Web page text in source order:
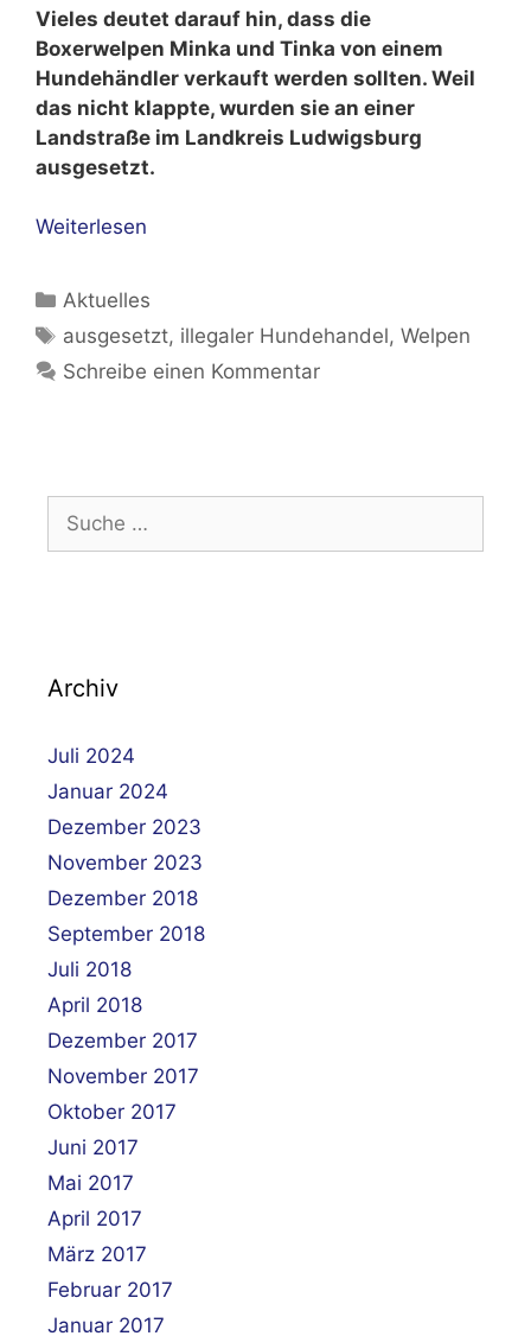
Vieles deutet darauf hin, dass die
Boxerwelpen Minka und Tinka von einem
Hundehändler verkauft werden sollten. Weil
das nicht klappte, wurden sie an einer
Landstraße im Landkreis Ludwigsburg
ausgesetzt.
Weiterlesen
Kategorien
Aktuelles
Schlagwörter
ausgesetzt, illegaler Hundehandel,Welpen
Schreibe einen Kommentar
Suche
nach:
Archiv
Juli 2024
Januar 2024
Dezember 2023
November 2023
Dezember 2018
September 2018
Juli 2018
April 2018
Dezember 2017
November 2017
Oktober 2017
Juni 2017
Mai 2017
April 2017
März 2017
Februar 2017
Januar 2017